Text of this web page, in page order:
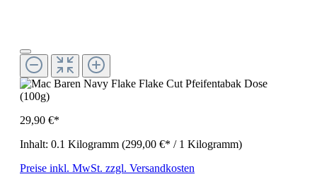
29,90 €*
Inhalt: 0.1 Kilogramm (299,00 €* / 1 Kilogramm)
Preise inkl. MwSt. zzgl. Versandkosten